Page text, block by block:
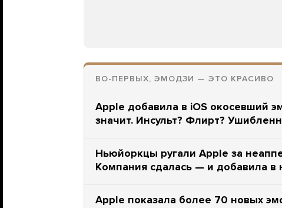
ВО-ПЕРВЫХ, ЭМОДЗИ — ЭТО КРАСИВО
Apple добавила в iOS окосевший
значит. Инсульт? Флирт?
Ньюйоркцы ругали Apple за
Компания сдалась — и добавила в
Apple показала более 70 новых